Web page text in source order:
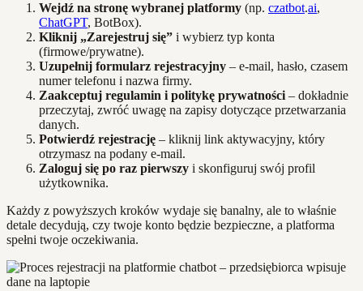
Wejdź na stronę wybranej platformy (np. czatbot.ai,
ChatGPT, BotBox).
Kliknij „Zarejestruj się” i wybierz typ konta
(firmowe/prywatne).
Uzupełnij formularz rejestracyjny – e-mail, hasło, czasem
numer telefonu i nazwa firmy.
Zaakceptuj regulamin i politykę prywatności – dokładnie
przeczytaj, zwróć uwagę na zapisy dotyczące przetwarzania
danych.
Potwierdź rejestrację – kliknij link aktywacyjny, który
otrzymasz na podany e-mail.
Zaloguj się po raz pierwszy i skonfiguruj swój profil
użytkownika.
Każdy z powyższych kroków wydaje się banalny, ale to właśnie
detale decydują, czy twoje konto będzie bezpieczne, a platforma
spełni twoje oczekiwania.